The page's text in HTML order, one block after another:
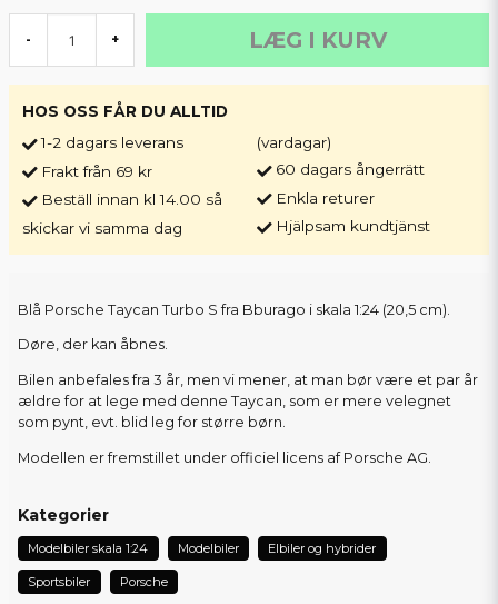
- + LÆG I KURV
HOS OSS FÅR DU ALLTID
1-2 dagars leverans
Frakt från 69 kr
Beställ innan kl 14.00 så
skickar vi samma dag
(vardagar)
60 dagars ångerrätt
Enkla returer
Hjälpsam kundtjänst
Blå Porsche Taycan Turbo S fra Bburago i skala 1:24 (20,5 cm).
Døre, der kan åbnes.
Bilen anbefales fra 3 år, men vi mener, at man bør være et par år
ældre for at lege med denne Taycan, som er mere velegnet
som pynt, evt. blid leg for større børn.
Modellen er fremstillet under officiel licens af Porsche AG.
Kategorier
Modelbiler skala 1:24 Modelbiler Elbiler og hybrider
Sportsbiler Porsche